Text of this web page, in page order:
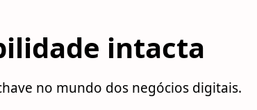
intacta
no mundo dos negócios digitais.